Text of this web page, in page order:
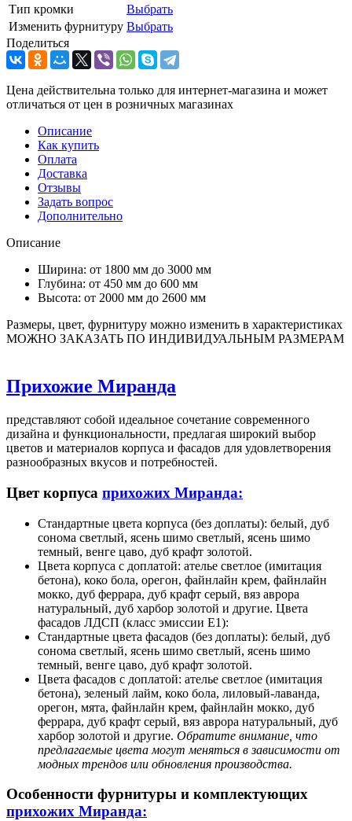
Тип кромки
Выбрать
Изменить фурнитуру Выбрать
Поделиться
Цена действительна только для интернет-магазина и может
отличаться от цен в розничных магазинах
Описание
Как купить
Оплата
Доставка
Отзывы
Задать вопрос
Дополнительно
Описание
Ширина: от 1800 мм до 3000 мм
Глубина: от 450 мм до 600 мм
Высота: от 2000 мм до 2600 мм
Размеры, цвет, фурнитуру можно изменить в характеристиках
МОЖНО ЗАКАЗАТЬ ПО ИНДИВИДУАЛЬНЫМ РАЗМЕРАМ
Прихожие Миранда
представляют собой идеальное сочетание современного
дизайна и функциональности, предлагая широкий выбор
цветов и материалов корпуса и фасадов для удовлетворения
разнообразных вкусов и потребностей.
Цвет корпуса прихожих Миранда:
Стандартные цвета корпуса (без доплаты): белый, дуб
сонома светлый, ясень шимо светлый, ясень шимо
темный, венге цаво, дуб крафт золотой.
Цвета корпуса с доплатой: ателье светлое (имитация
бетона), коко бола, орегон, файнлайн крем, файнлайн
мокко, дуб феррара, дуб крафт серый, вяз аврора
натуральный, дуб харбор золотой и другие. Цвета
фасадов ЛДСП (класс эмиссии Е1):
Стандартные цвета фасадов (без доплаты): белый, дуб
сонома светлый, ясень шимо светлый, ясень шимо
темный, венге цаво, дуб крафт золотой.
Цвета фасадов с доплатой: ателье светлое (имитация
бетона), зеленый лайм, коко бола, лиловый-лаванда,
орегон, мята, файнлайн крем, файнлайн мокко, дуб
феррара, дуб крафт серый, вяз аврора натуральный, дуб
харбор золотой и другие. Обратите внимание, что
предлагаемые цвета могут меняться в зависимости от
модных трендов или обновления производства.
Особенности фурнитуры и комплектующих
прихожих Миранда: